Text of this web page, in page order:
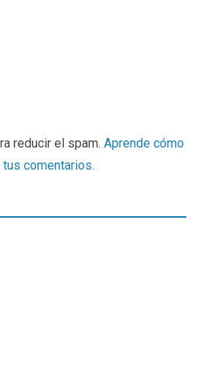
reducir el spam. Aprende cómo
comentarios.